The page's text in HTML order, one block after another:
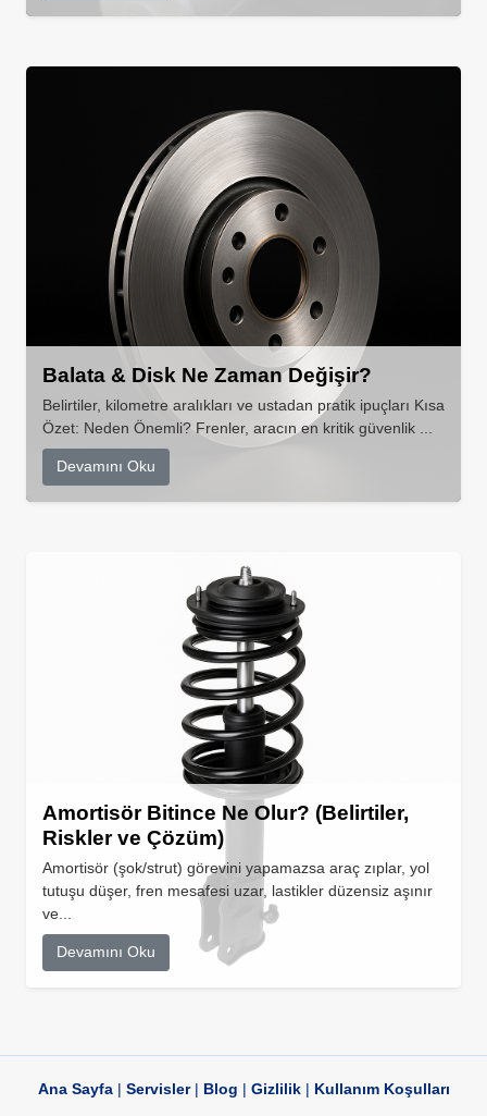
Balata & Disk Ne Zaman Değişir?
Belirtiler, kilometre aralıkları ve ustadan pratik ipuçları Kısa
Özet: Neden Önemli? Frenler, aracın en kritik güvenlik ...
Devamını Oku
Amortisör Bitince Ne Olur? (Belirtiler,
Riskler ve Çözüm)
Amortisör (şok/strut) görevini yapamazsa araç zıplar, yol
tutuşu düşer, fren mesafesi uzar, lastikler düzensiz aşınır
ve...
Devamını Oku
Ana Sayfa| Servisler| Blog | Gizlilik| Kullanım Koşulları